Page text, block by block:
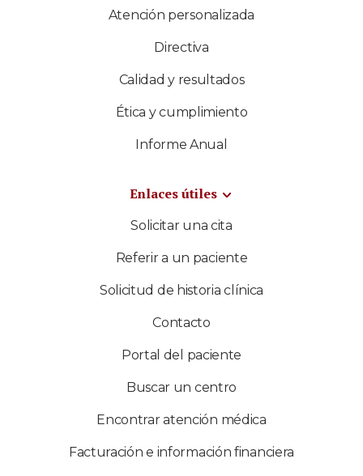
Atención personalizada
Directiva
Calidad y resultados
Ética y cumplimiento
Informe Anual
Enlaces útiles
Solicitar una cita
Referir a un paciente
Solicitud de historia clínica
Contacto
Portal del paciente
Buscar un centro
Encontrar atención médica
Facturación e información financiera